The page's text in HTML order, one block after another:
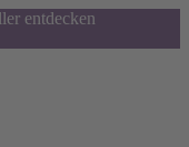
entdecken